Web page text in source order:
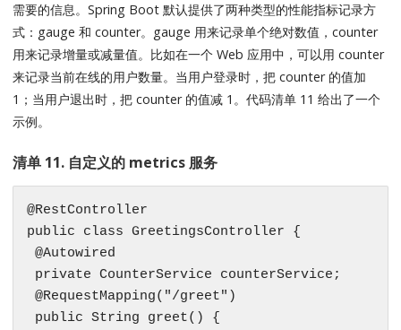
需要的信息。Spring Boot 默认提供了两种类型的性能指标记录方
式：gauge 和 counter。gauge 用来记录单个绝对数值，counter
用来记录增量或减量值。比如在一个 Web 应用中，可以用 counter
来记录当前在线的用户数量。当用户登录时，把 counter 的值加
1；当用户退出时，把 counter 的值减 1。代码清单 11 给出了一个
示例。
清单 11. 自定义的 metrics 服务
@RestController
public class GreetingsController {
@Autowired
private CounterService counterService;
@RequestMapping("/greet")
public String greet() {